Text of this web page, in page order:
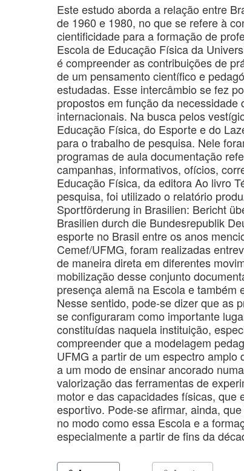
Este estudo aborda a relação entre
de 1960 e 1980, no que se refere à
cientificidade para a formação de
Escola de Educação Física da
é compreender as contribuições de
de um pensamento científico e
estudadas. Esse intercâmbio se fez
propostos em função da
internacionais. Na busca pelos
Educação Física, do Esporte e do
para o trabalho de pesquisa. Nele
programas de aula documentação
campanhas, informativos, ofícios,
Educação Física, da editora Ao livro
pesquisa, foi utilizado o relatório
Sportförderung in Brasilien: Bericht
Brasilien durch die Bundesrepublik
esporte no Brasil entre os anos
Cemef/UFMG, foram realizadas
de maneira direta em diferentes
mobilização desse conjunto
presença alemã na Escola e também
Nesse sentido, pode-se dizer que as
se configuraram como importante
constituídas naquela instituição,
compreender que a modelagem
UFMG a partir de um espectro
a um modo de ensinar ancorado
valorização das ferramentas de
motor e das capacidades físicas, que
esportivo. Pode-se afirmar, ainda,
no modo como essa Escola e a
especialmente a partir de fins da